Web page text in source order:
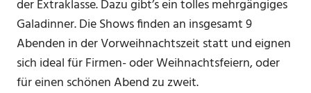
der Extraklasse. Dazu gibt’s ein tolles mehrgängiges
Galadinner. Die Shows finden an insgesamt 9
Abenden in der Vorweihnachtszeit statt und eignen
sich ideal für Firmen- oder Weihnachtsfeiern, oder
für einen schönen Abend zu zweit.